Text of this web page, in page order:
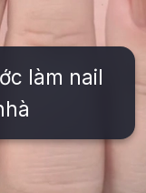
làm nail